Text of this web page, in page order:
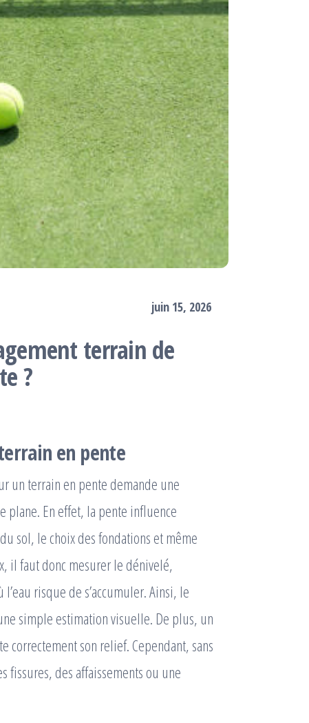
juin 15, 2026
terrain de
?
en pente
un terrain en pente demande une
plane. En effet, la pente influence
sol, le choix des fondations et même
il faut donc mesurer le dénivelé,
risque de s’accumuler. Ainsi, le
simple estimation visuelle. De plus, un
correctement son relief. Cependant, sans
des affaissements ou une